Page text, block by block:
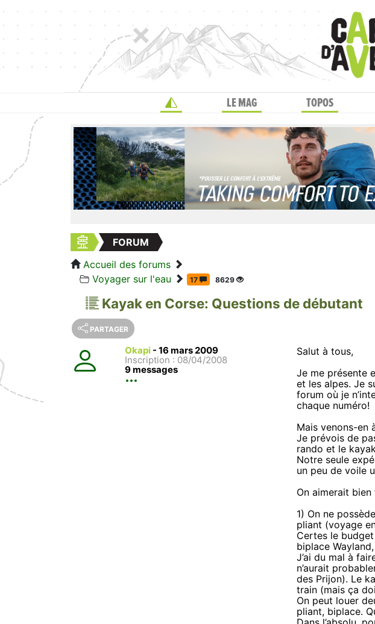
LE MAG TOPOS
FORUM
Accueil des forums
Voyager sur l'eau
17 8629
Kayak en Corse: Questions de débutant
PARTAGER
Okapi - 16 mars 2009
Inscription : 08/04/2008
9 messages
Salut à tous,
Je me présente
et les alpes. Je
forum où je
chaque numéro!
Mais venons-en
Je prévois de
rando et le
Notre seule
un peu de voile
On aimerait
1) On ne
pliant (voyage
Certes le
biplace
J’ai du mal à
n’aurait
des Prijon). Le
train (mais ça
On peut louer
pliant, biplace.